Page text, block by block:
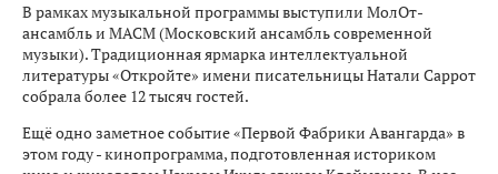
В рамках музыкальной программы выступили МолОт-
ансамбль и МАСМ (Московский ансамбль современной
музыки). Традиционная ярмарка интеллектуальной
литературы «Откройте» имени писательницы Натали Саррот
собрала более 12 тысяч гостей.
Ещё одно заметное событие «Первой Фабрики Авангарда» в
этом году - кинопрограмма, подготовленная историком